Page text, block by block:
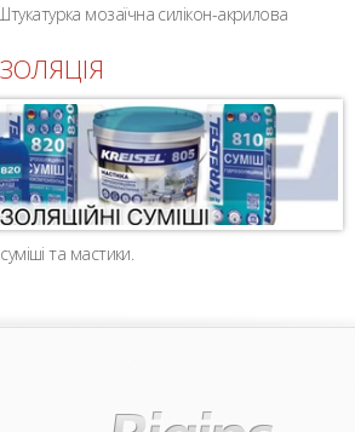
мозаїчна силікон-акрилова
суміші та мастики.